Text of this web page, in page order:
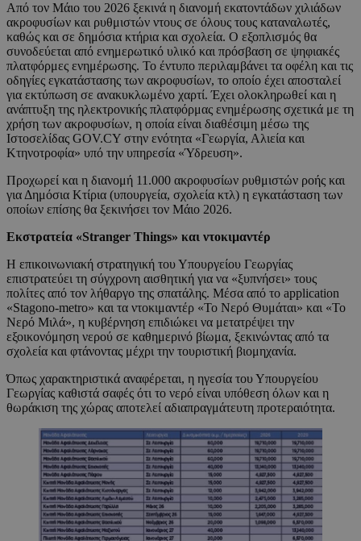
Από τον Μάιο του 2026 ξεκινά η διανομή εκατοντάδων χιλιάδων
ακροφυσίων και ρυθμιστών ντους σε όλους τους καταναλωτές,
καθώς και σε δημόσια κτήρια και σχολεία. Ο εξοπλισμός θα
συνοδεύεται από ενημερωτικό υλικό και πρόσβαση σε ψηφιακές
πλατφόρμες ενημέρωσης. Το έντυπο περιλαμβάνει τα οφέλη και τις
οδηγίες εγκατάστασης των ακροφυσίων, το οποίο έχει αποσταλεί
για εκτύπωση σε ανακυκλωμένο χαρτί. Έχει ολοκληρωθεί και η
ανάπτυξη της ηλεκτρονικής πλατφόρμας ενημέρωσης σχετικά με τη
χρήση των ακροφυσίων, η οποία είναι διαθέσιμη μέσω της
Ιστοσελίδας GOV.CY στην ενότητα «Γεωργία, Αλιεία και
Κτηνοτροφία» υπό την υπηρεσία «Ύδρευση».
Προχωρεί και η διανομή 11.000 ακροφυσίων ρυθμιστών ροής και
για Δημόσια Κτίρια (υπουργεία, σχολεία κτλ) η εγκατάσταση των
οποίων επίσης θα ξεκινήσει τον Μάιο 2026.
Εκστρατεία «Stranger Things» και ντοκιμαντέρ
Η επικοινωνιακή στρατηγική του Υπουργείου Γεωργίας
επιστρατεύει τη σύγχρονη αισθητική για να «ξυπνήσει» τους
πολίτες από τον λήθαργο της σπατάλης. Μέσα από το application
«Stagono-metro» και τα ντοκιμαντέρ «Το Νερό Θυμάται» και «Το
Νερό Μιλά», η κυβέρνηση επιδιώκει να μετατρέψει την
εξοικονόμηση νερού σε καθημερινό βίωμα, ξεκινώντας από τα
σχολεία και φτάνοντας μέχρι την τουριστική βιομηχανία.
Όπως χαρακτηριστικά αναφέρεται, η ηγεσία του Υπουργείου
Γεωργίας καθιστά σαφές ότι το νερό είναι υπόθεση όλων και η
θωράκιση της χώρας αποτελεί αδιαπραγμάτευτη προτεραιότητα.